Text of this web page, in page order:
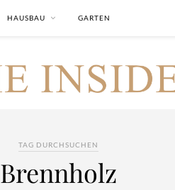
HAUSBAU GARTEN
TAG DURCHSUCHEN
Brennholz